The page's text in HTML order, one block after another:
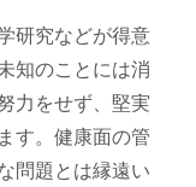
研究などが得意
知のことには消
力をせず、堅実
す。健康面の管
問題とは縁遠い